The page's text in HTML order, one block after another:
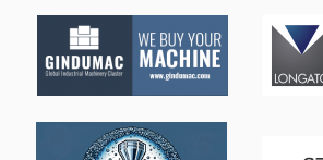
On 08 Utovarivačem
Ormar S Ogledalom
Rub Ljepilo Za
Stavostroj Vp 200